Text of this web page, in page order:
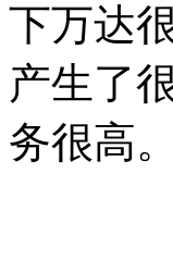
下万达
产生了
务很高